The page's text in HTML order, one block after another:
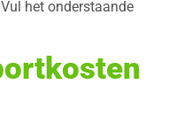
het onderstaande